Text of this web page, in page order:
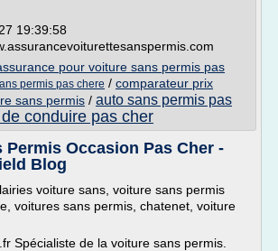
19:39:58
pour voiture sans permis pas
permis pas chere / comparateur prix
sans permis / auto sans permis pas
conduire pas cher
Permis Occasion Pas Cher -
Blog
voiture sans, voiture sans permis
voitures sans permis, chatenet, voiture
Spécialiste de la voiture sans permis.